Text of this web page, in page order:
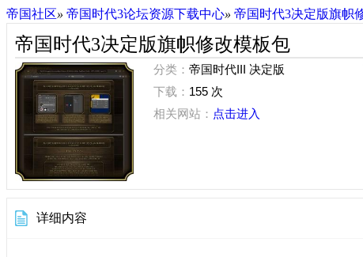
帝国社区» 帝国时代3论坛资源下载中心» 帝国时代3决定版旗帜
帝国时代3决定版旗帜修改模板包
分类： 帝国时代III 决定版
下载： 155 次
相关网站： 点击进入
详细内容